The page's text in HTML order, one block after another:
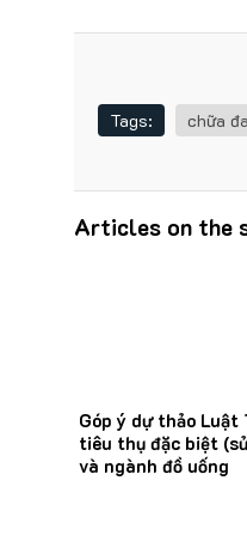
Tags: chữa
Articles on the
Góp ý dự thảo Luật
tiêu thụ đặc biệt
và ngành đồ uống